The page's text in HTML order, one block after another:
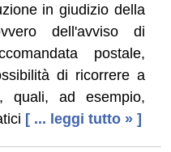
in giudizio della
dell'avviso di
postale,
di ricorrere a
quali, ad esempio,
[ ... leggi tutto » ]